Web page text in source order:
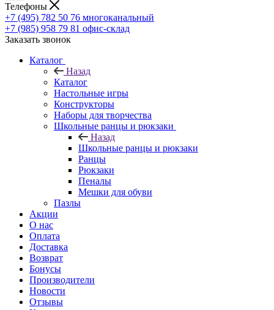
Телефоны
+7 (495) 782 50 76 многоканальный
+7 (985) 958 79 81 офис-склад
Заказать звонок
Каталог
Назад
Каталог
Настольные игры
Конструкторы
Наборы для творчества
Школьные ранцы и рюкзаки
Назад
Школьные ранцы и рюкзаки
Ранцы
Рюкзаки
Пеналы
Мешки для обуви
Пазлы
Акции
О нас
Оплата
Доставка
Возврат
Бонусы
Производители
Новости
Отзывы